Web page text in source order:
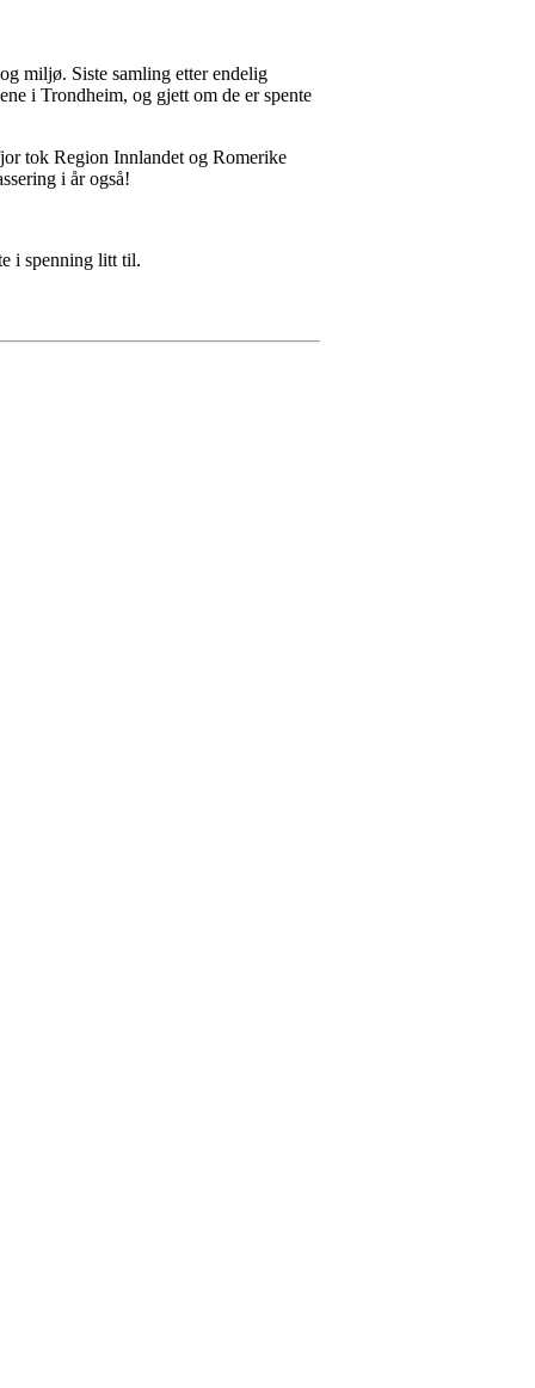
miljø. Siste samling etter endelig
i Trondheim, og gjett om de er spente
tok Region Innlandet og Romerike
i år også!
i spenning litt til.